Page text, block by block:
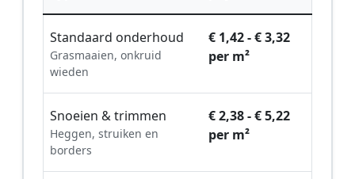
Standaard onderhoud
Grasmaaien, onkruid
wieden
€ 1,42 - € 3,32
per m²
Snoeien & trimmen
Heggen, struiken en
borders
€ 2,38 - € 5,22
per m²